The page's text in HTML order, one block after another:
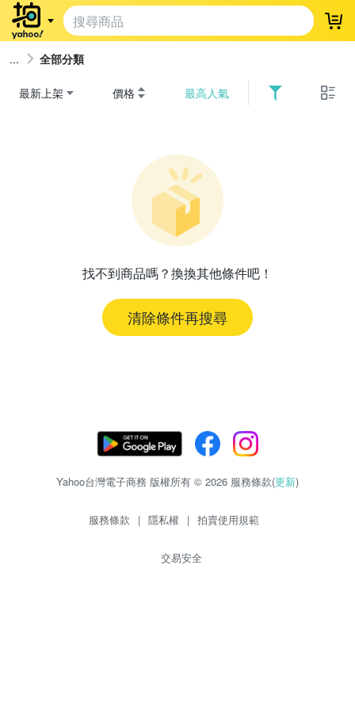
登
全部分類
最新上架 價格 最高人氣
找不到商品嗎？換換其他條件吧！
清除條件再搜尋
Yahoo台灣電子商務 版權所有 © 2026 服務條款(更新)
服務條款 | 隱私權 | 拍賣使用規範
交易安全